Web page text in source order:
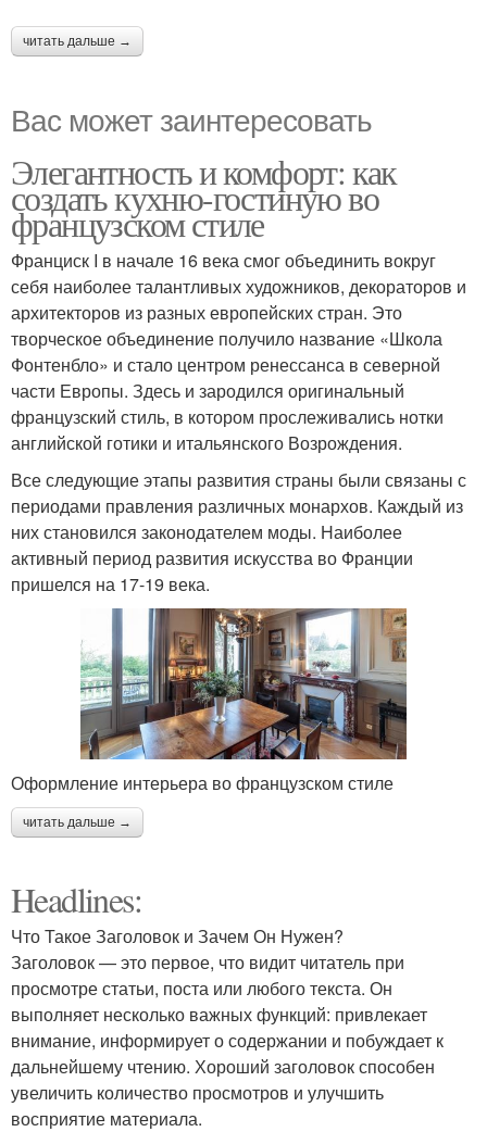
читать дальше →
Вас может заинтересовать
Элегантность и комфорт: как
создать кухню-гостиную во
французском стиле
Франциск I в начале 16 века смог объединить вокруг
себя наиболее талантливых художников, декораторов и
архитекторов из разных европейских стран. Это
творческое объединение получило название «Школа
Фонтенбло» и стало центром ренессанса в северной
части Европы. Здесь и зародился оригинальный
французский стиль, в котором прослеживались нотки
английской готики и итальянского Возрождения.
Все следующие этапы развития страны были связаны с
периодами правления различных монархов. Каждый из
них становился законодателем моды. Наиболее
активный период развития искусства во Франции
пришелся на 17-19 века.
Оформление интерьера во французском стиле
читать дальше →
Headlines:
Что Такое Заголовок и Зачем Он Нужен?
Заголовок — это первое, что видит читатель при
просмотре статьи, поста или любого текста. Он
выполняет несколько важных функций: привлекает
внимание, информирует о содержании и побуждает к
дальнейшему чтению. Хороший заголовок способен
увеличить количество просмотров и улучшить
восприятие материала.